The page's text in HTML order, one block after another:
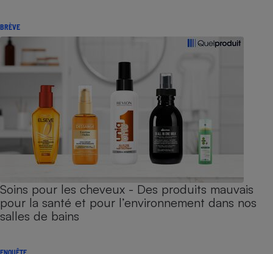
BRÈVE
Soins pour les cheveux - Des produits mauvais
pour la santé et pour l’environnement dans nos
salles de bains